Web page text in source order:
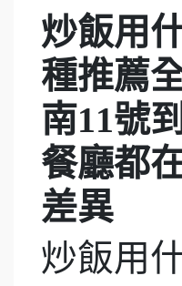
炒飯用
種推薦
南11號
餐廳都
差異
炒飯用